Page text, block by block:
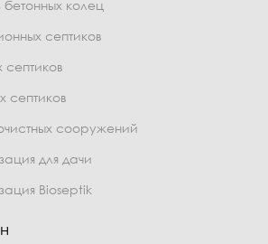
колец
септиков
септиков
сооружений
для дачи
Bioseptik